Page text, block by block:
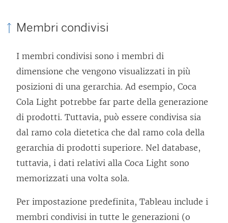
Membri condivisi
I membri condivisi sono i membri di
dimensione che vengono visualizzati in più
posizioni di una gerarchia. Ad esempio, Coca
Cola Light potrebbe far parte della generazione
di prodotti. Tuttavia, può essere condivisa sia
dal ramo cola dietetica che dal ramo cola della
gerarchia di prodotti superiore. Nel database,
tuttavia, i dati relativi alla Coca Light sono
memorizzati una volta sola.
Per impostazione predefinita, Tableau include i
membri condivisi in tutte le generazioni (o